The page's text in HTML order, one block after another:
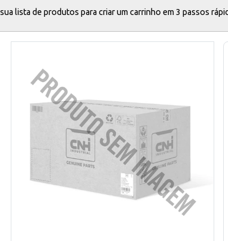
lista de produtos para criar um carrinho em 3 passos